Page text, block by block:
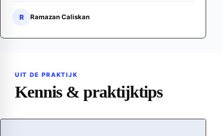
R Ramazan Caliskan
UIT DE PRAKTIJK
Kennis & praktijktips